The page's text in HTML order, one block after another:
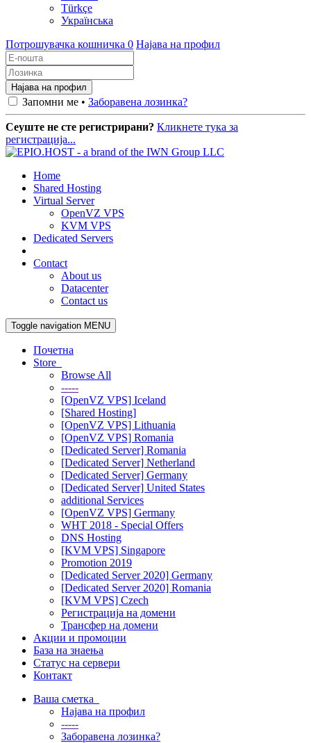
Türkçe
Українська
Потрошувачка кошничка 0 Најава на профил
Запомни ме • Заборавена лозинка?
Сеуште не сте регистрирани? Кликнете тука за
регистрација...
Home
Shared Hosting
Virtual Server
OpenVZ VPS
KVM VPS
Dedicated Servers
Contact
About us
Datacenter
Contact us
Toggle navigation MENU
Почетна
Store
Browse All
-----
[OpenVZ VPS] Iceland
[Shared Hosting]
[OpenVZ VPS] Lithuania
[OpenVZ VPS] Romania
[Dedicated Server] Romania
[Dedicated Server] Netherland
[Dedicated Server] Germany
[Dedicated Server] United States
additional Services
[OpenVZ VPS] Germany
WHT 2018 - Special Offers
DNS Hosting
[KVM VPS] Singapore
Promotion 2019
[Dedicated Server 2020] Germany
[Dedicated Server 2020] Romania
[KVM VPS] Czech
Регистрација на домени
Трансфер на домени
Акции и промоции
База на знаења
Статус на сервери
Контакт
Ваша сметка
Најава на профил
-----
Заборавена лозинка?